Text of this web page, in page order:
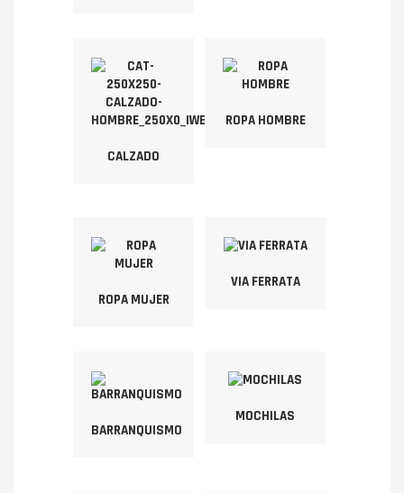
CALZADO
ROPA HOMBRE
ROPA MUJER
VIA FERRATA
BARRANQUISMO
MOCHILAS